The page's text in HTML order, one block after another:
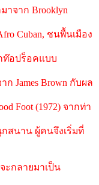
าจาก Brooklyn
Cuban, ชนพื้นเมือง
ท๊อปร็อคแบบ
James Brown กับผล
Foot (1972) จากท่า
สนาน ผู้คนจึงเริ่มที่
ะกลายมาเป็น